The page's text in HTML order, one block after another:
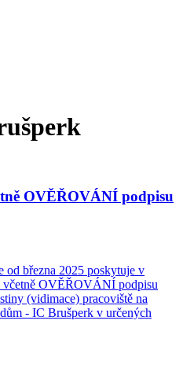
OVĚŘOVÁNÍ podpisu
od března 2025 poskytuje v
včetně OVĚŘOVÁNÍ podpisu
(vidimace) pracoviště na
- IC Brušperk v určených